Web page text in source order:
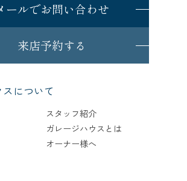
ールでお問い合わせ
来店予約する
について
スタッフ紹介
ガレージハウスとは
オーナー様へ